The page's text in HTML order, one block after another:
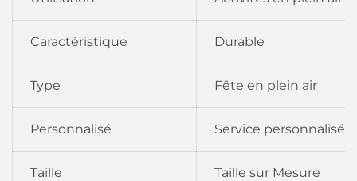
Caractéristique Durable
Type Fête en plein air
Personnalisé Service personnalisé
Taille Taille sur Mesure